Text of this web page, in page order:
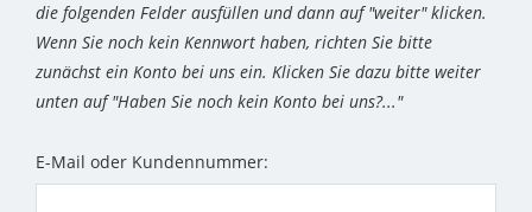
die folgenden Felder ausfüllen und dann auf "weiter" klicken.
Wenn Sie noch kein Kennwort haben, richten Sie bitte
zunächst ein Konto bei uns ein. Klicken Sie dazu bitte weiter
unten auf "Haben Sie noch kein Konto bei uns?..."
E-Mail oder Kundennummer: